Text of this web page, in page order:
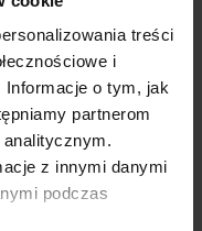
treści
i
o tym, jak
partnerom
z innymi danymi
podczas
doradca?
i w ramach